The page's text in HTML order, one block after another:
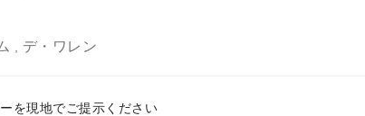
デ・ワレン
を現地でご提示ください